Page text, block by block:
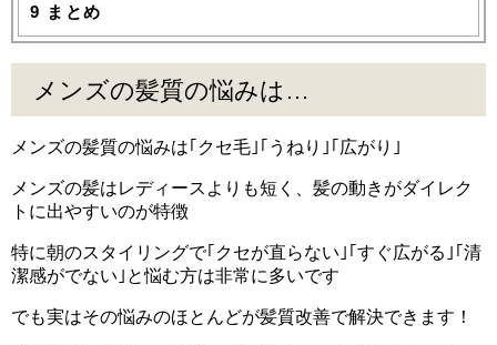
9 まとめ
メンズの髪質の悩みは…
メンズの髪質の悩みは｢クセ毛｣｢うねり｣｢広がり｣
メンズの髪はレディースよりも短く、髪の動きがダイレク
トに出やすいのが特徴
特に朝のスタイリングで｢クセが直らない｣｢すぐ広がる｣｢清
潔感がでない｣と悩む方は非常に多いです
でも実はその悩みのほとんどが髪質改善で解決できます！